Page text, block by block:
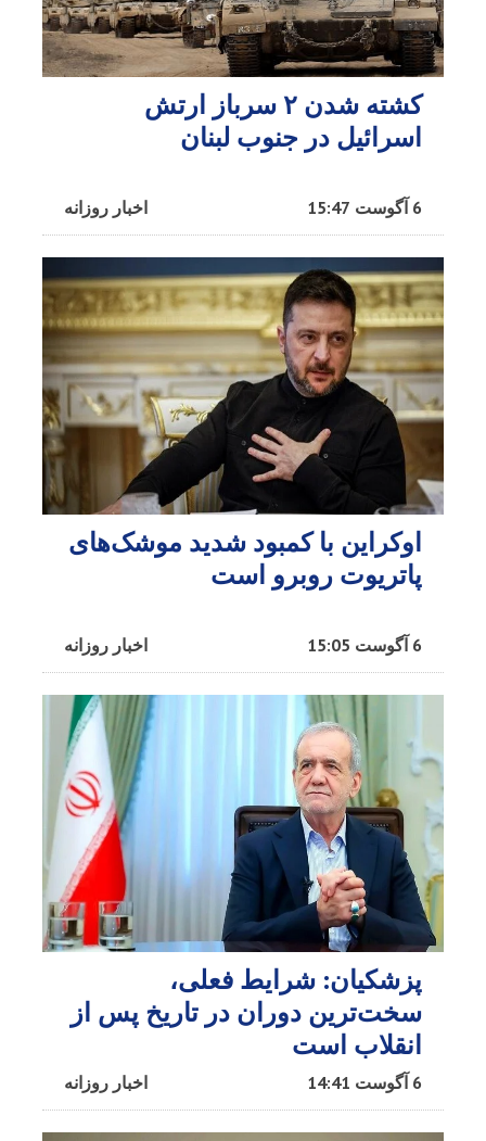
کشته شدن ۲ سرباز ارتش
اسرائیل در جنوب لبنان
اخبار روزانه 6 آگوست 15:47
اوکراین با کمبود شدید موشک‌های
پاتریوت روبرو است
اخبار روزانه 6 آگوست 15:05
پزشکیان: شرایط فعلی،
سخت‌ترین دوران در تاریخ پس از
انقلاب است
اخبار روزانه 6 آگوست 14:41